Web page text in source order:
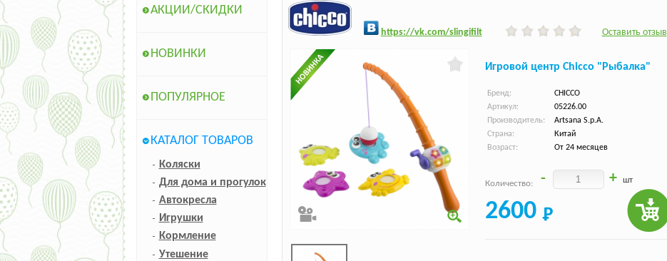
АКЦИИ/СКИДКИ
НОВИНКИ
ПОПУЛЯРНОЕ
КАТАЛОГ ТОВАРОВ
Коляски
Для дома и прогулок
Автокресла
Игрушки
Кормление
Утешение
https://vk.com/slingifilt Оставить отзыв
Игровой центр Chicco "Рыбалка"
Бренд:
CHICCO
Артикул:
05226.00
Производитель:
Artsana S.p.A.
Страна:
Китай
Возраст:
От 24 месяцев
Количество: - + шт
2600